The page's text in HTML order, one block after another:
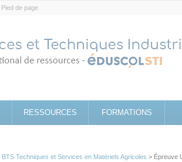
Pied de page
RESSOURCES FORMATIONS
BTS Techniques et Services en Matériels Agricoles > Épreuve